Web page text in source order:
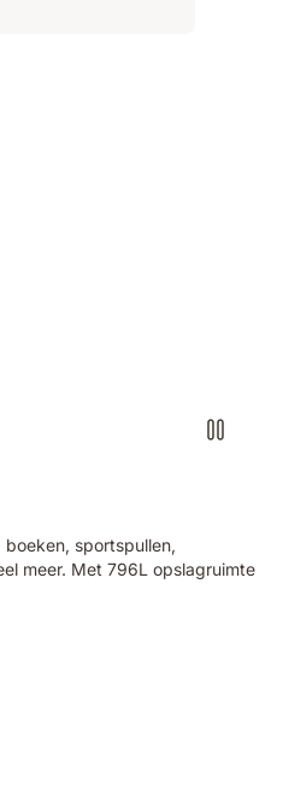
sportspullen,
meer. Met 796L opslagruimte